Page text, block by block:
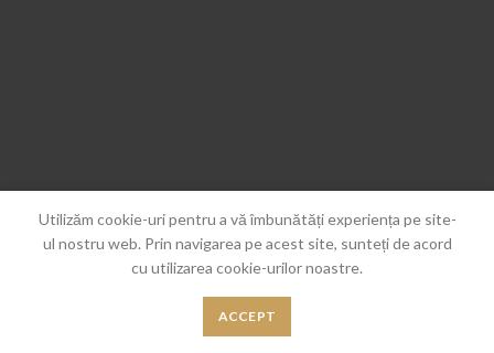
Utilizăm cookie-uri pentru a vă îmbunătăți experiența pe site-
ul nostru web. Prin navigarea pe acest site, sunteți de acord
cu utilizarea cookie-urilor noastre.
ACCEPT